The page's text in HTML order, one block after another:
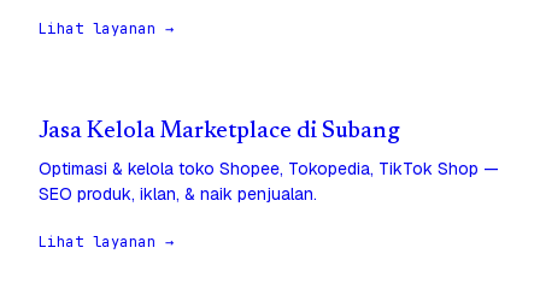
Lihat layanan →
Jasa Kelola Marketplace di Subang
Optimasi & kelola toko Shopee, Tokopedia, TikTok Shop —
SEO produk, iklan, & naik penjualan.
Lihat layanan →